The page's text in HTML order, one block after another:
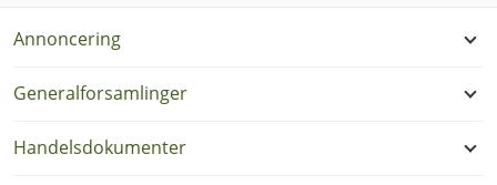
Annoncering
Generalforsamlinger
Handelsdokumenter